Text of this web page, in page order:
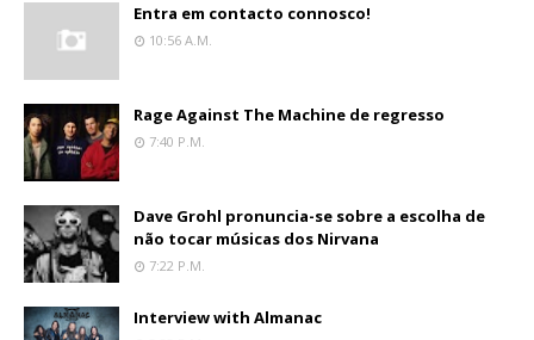
Entra em contacto connosco!
10:56 A.m.
Rage Against The Machine de regresso
7:40 P.m.
Dave Grohl pronuncia-se sobre a escolha de
não tocar músicas dos Nirvana
7:22 P.m.
Interview with Almanac